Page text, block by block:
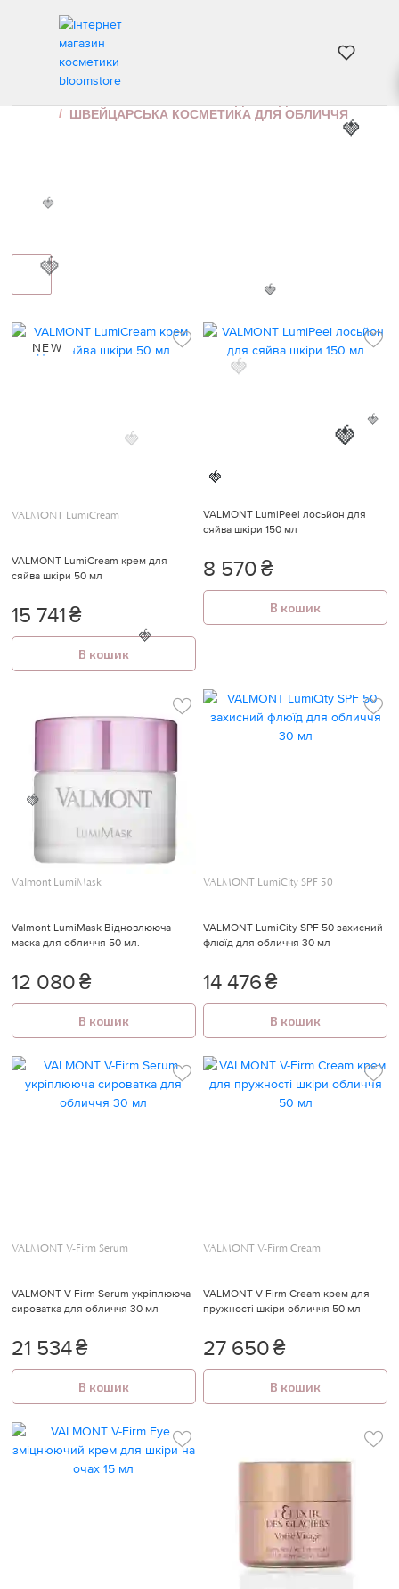
ШВЕЙЦАРСЬКА КОСМЕТИКА ДЛЯ ОБЛИЧЧЯ
ШВЕЙЦАРСЬКА КОСМЕТИКА ДЛЯ ОБЛИЧЧЯ
NEW
VALMONT LumiCream
VALMONT LumiCream крем для
сяйва шкіри 50 мл
15 741₴
В кошик
VALMONT LumiPeel лосьйон для
сяйва шкіри 150 мл
8 570₴
В кошик
Valmont LumiMask
Valmont LumiMask Відновлююча
маска для обличчя 50 мл.
12 080₴
В кошик
VALMONT LumiCity SPF 50
VALMONT LumiCity SPF 50 захисний
флюїд для обличчя 30 мл
14 476₴
В кошик
VALMONT V-Firm Serum
VALMONT V-Firm Serum укріплююча
сироватка для обличчя 30 мл
21 534₴
В кошик
VALMONT V-Firm Cream
VALMONT V-Firm Cream крем для
пружності шкіри обличчя 50 мл
27 650₴
В кошик
🍓
🍓
🍓
🍓
🍓